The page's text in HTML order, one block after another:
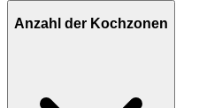
Anzahl der Kochzonen